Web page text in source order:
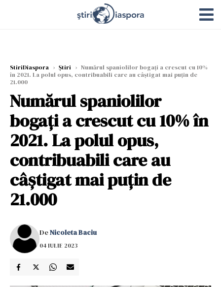
StiriDiaspora › Știri › Numărul spaniolilor bogați a crescut cu 10%
în 2021. La polul opus, contribuabili care au câștigat mai puțin de
21.000
Numărul spaniolilor
bogați a crescut cu 10% în
2021. La polul opus,
contribuabili care au
câștigat mai puțin de
21.000
DeNicoleta Baciu
04 IULIE 2023